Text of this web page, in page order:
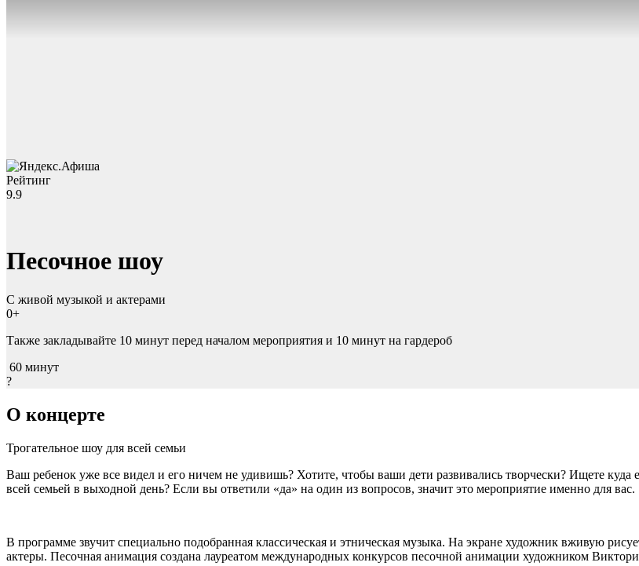
Рейтинг
9.9
Песочное шоу
С живой музыкой и актерами
0+
Также закладывайте 10 минут перед началом мероприятия и 10 минут на гардероб
60 минут
?
О концерте
Трогательное шоу для всей семьи
Ваш ребенок уже все видел и его ничем не удивишь? Хотите, чтобы ваши дети развивались творчески? Ищете куда
всей семьей в выходной день? Если вы ответили «да» на один из вопросов, значит это мероприятие именно для вас.
В программе звучит специально подобранная классическая и этническая музыка. На экране художник вживую
актеры. Песочная анимация создана лауреатом международных конкурсов песочной анимации художником